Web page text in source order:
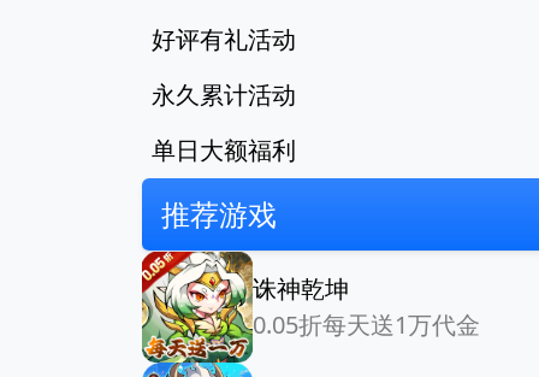
好评有礼活动
永久累计活动
单日大额福利
推荐游戏
诛神乾坤
0.05折每天送1万代金